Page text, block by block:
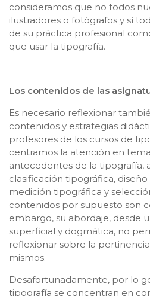
consideramos que no todos
ilustradores o fotógrafos y sí
de su práctica profesional
que usar la tipografía.
Los contenidos de las
Es necesario reflexionar
contenidos y estrategias
profesores de los cursos de
centramos la atención en
antecedentes de la tipografía,
clasificación tipográfica,
medición tipográfica y
contenidos por supuesto son
embargo, su abordaje, desde
superficial y dogmática, no
reflexionar sobre la
mismos.
Desafortunadamente, por lo
tipografía se concentran en